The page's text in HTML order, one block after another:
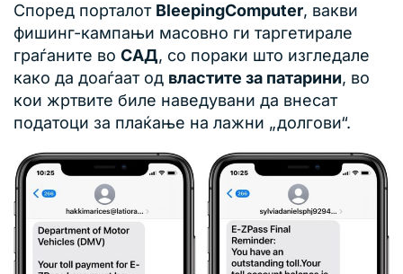
Според порталот BleepingComputer, вакви
фишинг-кампањи масовно ги таргетирале
граѓаните во САД, со пораки што изгледале
како да доаѓаат од властите за патарини, во
кои жртвите биле наведувани да внесат
податоци за плаќање на лажни „долгови“.